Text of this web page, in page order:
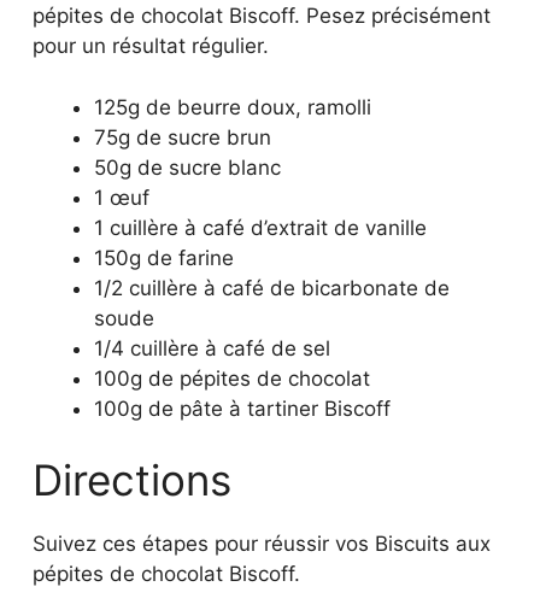
pépites de chocolat Biscoff. Pesez précisément
pour un résultat régulier.
125g de beurre doux, ramolli
75g de sucre brun
50g de sucre blanc
1 œuf
1 cuillère à café d’extrait de vanille
150g de farine
1/2 cuillère à café de bicarbonate de
soude
1/4 cuillère à café de sel
100g de pépites de chocolat
100g de pâte à tartiner Biscoff
Directions
Suivez ces étapes pour réussir vos Biscuits aux
pépites de chocolat Biscoff.